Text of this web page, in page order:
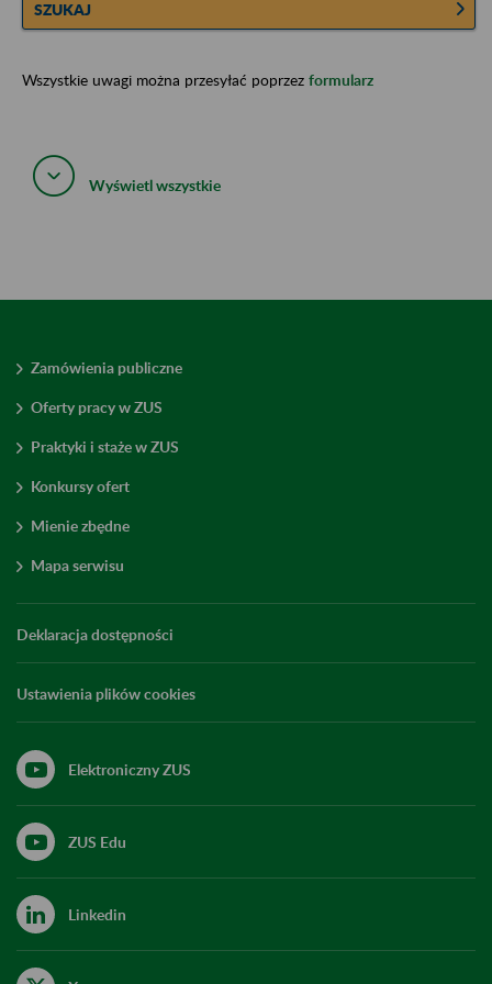
SZUKAJ
Wszystkie uwagi można przesyłać poprzez formularz
Wyświetl wszystkie
Zamówienia publiczne
Oferty pracy w ZUS
Praktyki i staże w ZUS
Konkursy ofert
Mienie zbędne
Mapa serwisu
Deklaracja dostępności
Ustawienia plików cookies
Elektroniczny ZUS
ZUS Edu
Linkedin